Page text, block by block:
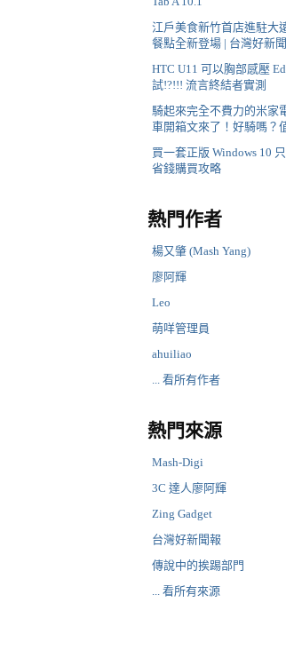
江戶美食新竹首店進駐
餐點全新登場 | 台灣好新
HTC U11 可以胸部感壓
試!?!!! 流言終結者實測
騎起來完全不費力的米家
車開箱文來了！好騎嗎？
買一套正版 Windows 10
省錢購買攻略
熱門作者
楊又肇 (Mash Yang)
廖阿輝
Leo
萌咩管理員
ahuiliao
... 看所有作者
熱門來源
Mash-Digi
3C 達人廖阿輝
Zing Gadget
台灣好新聞報
傳說中的挨踢部門
... 看所有來源